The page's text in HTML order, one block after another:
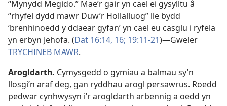
“Mynydd Megido.” Mae’r gair yn cael ei gysylltu â
“rhyfel dydd mawr Duw’r Hollalluog” lle bydd
‘brenhinoedd y ddaear gyfan’ yn cael eu casglu i ryfela
yn erbyn Jehofa. (Dat 16:14, 16; 19:11-21)—Gweler
TRYCHINEB MAWR.
Arogldarth. Cymysgedd o gymiau a balmau sy’n
llosgi’n araf deg, gan ryddhau arogl persawrus. Roedd
pedwar cynhwysyn i’r arogldarth arbennig a oedd yn